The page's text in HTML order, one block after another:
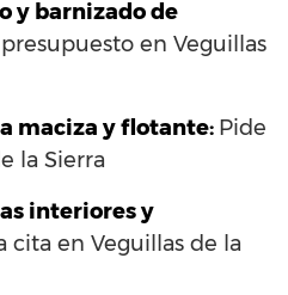
y barnizado de
en Veguillas
maciza y flotante: Pide
la Sierra
interiores y
cita en Veguillas de la